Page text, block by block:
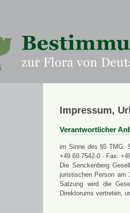
Impressum,
Verantwortlicher
im Sinne des §5 TMG:
+49 69 7542-0 · Fax:
Die Senckenberg
juristischen Person am
Satzung wird die
Direktorums vertreten,